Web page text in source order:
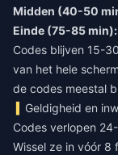
Midden (40-50
Einde (75-85 min):
Codes blijven 15-
van het hele
de codes meestal
Geldigheid en
Codes verlopen
Wissel ze in vóór 8